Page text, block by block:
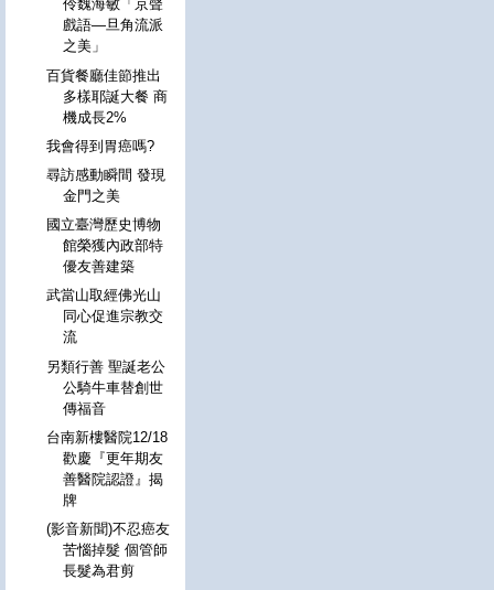
伶魏海敏「京聲
戲語―旦角流派
之美」
百貨餐廳佳節推出
多樣耶誕大餐 商
機成長2%
我會得到胃癌嗎?
尋訪感動瞬間 發現
金門之美
國立臺灣歷史博物
館榮獲內政部特
優友善建築
武當山取經佛光山
同心促進宗教交
流
另類行善 聖誕老公
公騎牛車替創世
傳福音
台南新樓醫院12/18
歡慶『更年期友
善醫院認證』揭
牌
(影音新聞)不忍癌友
苦惱掉髮 個管師
長髮為君剪